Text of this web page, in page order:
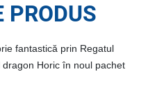
PRODUS
fantastică prin Regatul
Horic în noul pachet